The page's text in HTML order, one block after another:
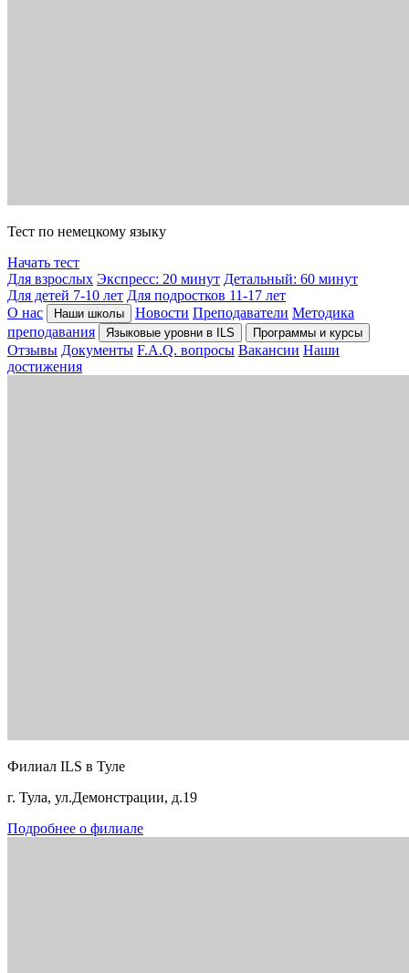
Тест по немецкому языку
Начать тест
Для взрослых Экспресс: 20 минут Детальный: 60 минут
Для детей 7-10 лет Для подростков 11-17 лет
О нас
Наши школы Новости Преподаватели Методика
преподавания
Языковые уровни в ILS Программы и курсы
Отзывы Документы F.A.Q. вопросы Вакансии Наши
достижения
Филиал ILS в Туле
г. Тула, ул.Демонстрации, д.19
Подробнее о филиале